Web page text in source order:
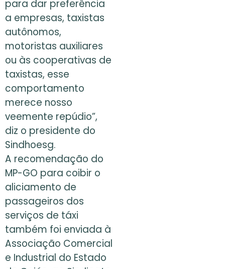
para dar preferência
a empresas, taxistas
autônomos,
motoristas auxiliares
ou às cooperativas de
taxistas, esse
comportamento
merece nosso
veemente repúdio”,
diz o presidente do
Sindhoesg.
A recomendação do
MP-GO para coibir o
aliciamento de
passageiros dos
serviços de táxi
também foi enviada à
Associação Comercial
e Industrial do Estado